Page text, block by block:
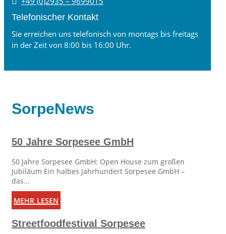
Telefonischer Kontakt
Sie erreichen uns telefonisch von montags bis freitags
in der Zeit von 8:00 bis 16:00 Uhr.
SorpeNews
50 Jahre Sorpesee GmbH
50 Jahre Sorpesee GmbH: Open House zum großen
Jubiläum Ein halbes Jahrhundert Sorpesee GmbH –
das...
mehr lesen
Streetfoodfestival Sorpesee